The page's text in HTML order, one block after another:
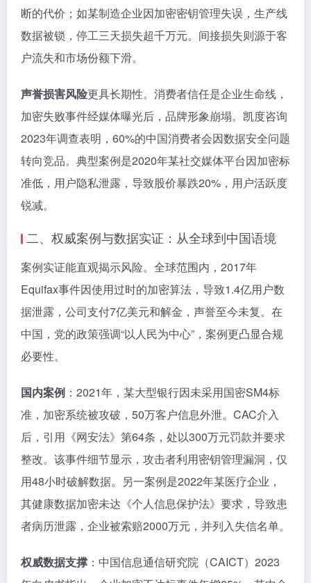
断的代价；如某制造企业因加密密钥管理失误，生产线
数据被锁，停工三天损失超千万元。间接损失则源于客
户流失和市场份额下滑。
声誉损害风险更具长期性。消费者信任是企业生命线，
加密失败事件经媒体曝光后，品牌形象崩塌。凯度咨询
2023年调查表明，60%的中国消费者会因数据安全问题
转向竞品。典型案例是2020年某社交媒体平台因加密标
准低，用户隐私泄露，导致股价暴跌20%，用户活跃度
锐减。
二、权威案例与数据实证：从全球到中国语境
案例实证能直观揭示风险。全球范围内，2017年
Equifax事件因使用过时的加密算法，导致1.4亿用户数
据泄露，公司支付7亿美元和解金，声誉至今未复。在
中国，党的政策强调“以人民为中心”，案例更凸显合规
必要性。
国内案例 ：2021年，某大型银行因未采用国密SM4标
准，加密系统被攻破，50万客户信息外泄。CAC介入
后，引用《网安法》第64条，处以300万元罚款并要求
整改。该事件细节显示，攻击者利用密钥管理漏洞，仅
用48小时破解数据。另一案例是2022年某医疗企业，
其健康数据加密未达《个人信息保护法》要求，导致患
者病历泄露，企业被索赔2000万元，并列入失信名单。
权威数据支撑 ：中国信息通信研究院（CAICT）2023